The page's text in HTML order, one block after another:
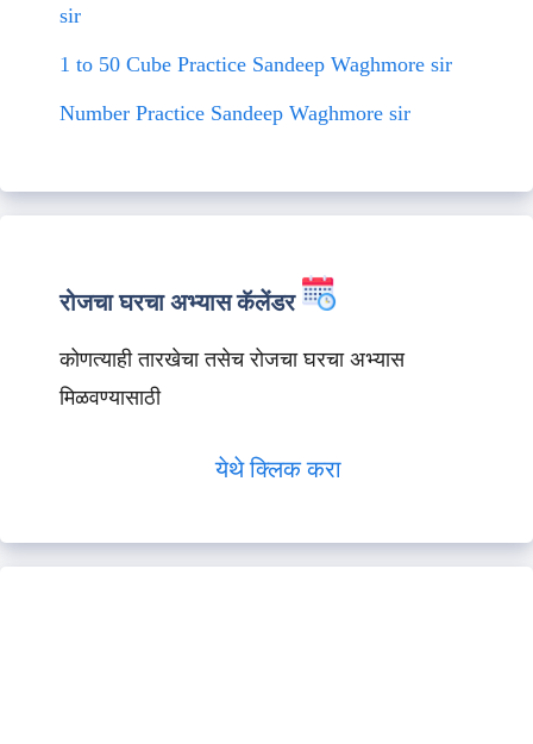
sir
1 to 50 Cube Practice Sandeep Waghmore sir
Number Practice Sandeep Waghmore sir
रोजचा घरचा अभ्यास कॅलेंडर
कोणत्याही तारखेचा तसेच रोजचा घरचा अभ्यास
मिळवण्यासाठी
येथे क्लिक करा